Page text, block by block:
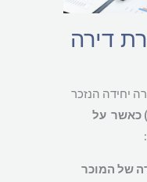
דירה
יחידה הנזכר
1 לחוק- סעיף 49 ב (2) כאשר על
של המוכר